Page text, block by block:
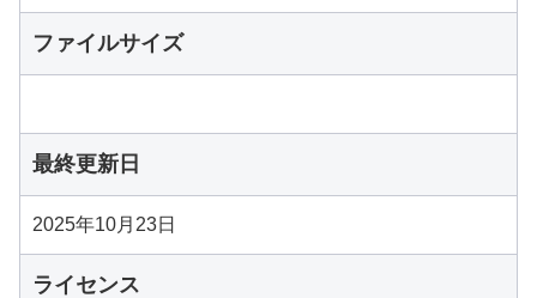
ファイルサイズ
最終更新日
2025年10月23日
ライセンス